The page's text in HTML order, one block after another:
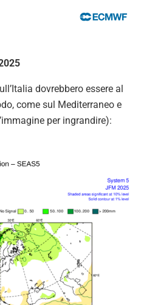
dovrebbero essere al
come sul Mediterraneo e
per ingrandire):